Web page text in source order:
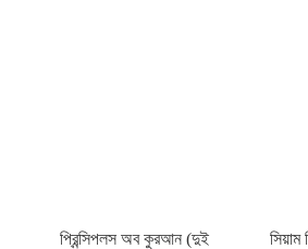
প্রিন্সিপলস অব কুরআন (দুই
সিয়াম